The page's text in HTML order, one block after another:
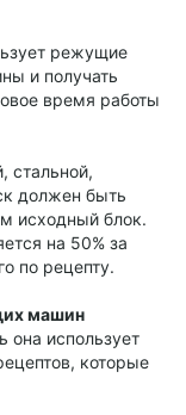
режущие
и получать
время работы
стальной,
должен быть
исходный блок.
на 50% за
по рецепту.
машин
она использует
которые